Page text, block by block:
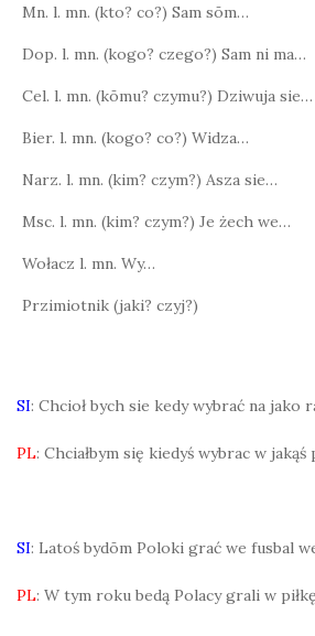
Mn. l. mn. (kto? co?) Sam sōm…
Dop. l. mn. (kogo? czego?) Sam ni ma…
Cel. l. mn. (kōmu? czymu?) Dziwuja sie…
Bier. l. mn. (kogo? co?) Widza…
Narz. l. mn. (kim? czym?) Asza sie…
Msc. l. mn. (kim? czym?) Je żech we…
Wołacz l. mn. Wy…
Przimiotnik (jaki? czyj?)
SI: Chcioł bych sie kedy wybrać na jako
PL: Chciałbym się kiedyś wybrac w
SI: Latoś bydōm Poloki grać we fusbal
PL: W tym roku bedą Polacy grali w